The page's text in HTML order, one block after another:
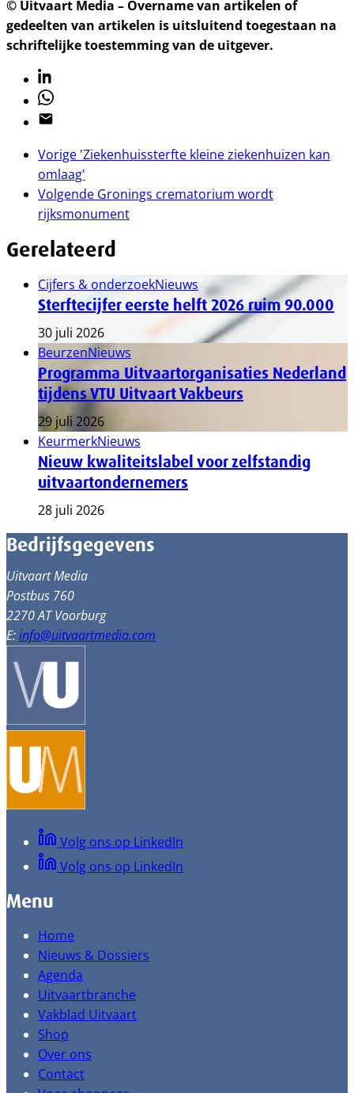
© Uitvaart Media – Overname van artikelen of
gedeelten van artikelen is uitsluitend toegestaan na
schriftelijke toestemming van de uitgever.
Linkedin
Whatsapp
Email
Vorige 'Ziekenhuissterfte kleine ziekenhuizen kan
omlaag'
Volgende Gronings crematorium wordt
rijksmonument
Gerelateerd
Cijfers & onderzoekNieuws
Sterftecijfer eerste helft 2026 ruim 90.000
30 juli 2026
BeurzenNieuws
Programma Uitvaartorganisaties Nederland
tijdens VTU Uitvaart Vakbeurs
29 juli 2026
KeurmerkNieuws
Nieuw kwaliteitslabel voor zelfstandig
uitvaartondernemers
28 juli 2026
Bedrijfsgegevens
Uitvaart Media
Postbus 760
2270 AT Voorburg
E:info@uitvaartmedia.com
Volg ons op LinkedIn
Volg ons op LinkedIn
Menu
Home
Nieuws & Dossiers
Agenda
Uitvaartbranche
Vakblad Uitvaart
Shop
Over ons
Contact